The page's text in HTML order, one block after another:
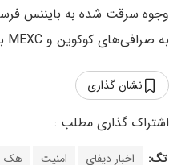
وجوه سرقت شده به بایننس
به صرافی‌های کوکوین و MEXC برده شده است.
نشان گذاری
تگ: اخبار دیفای امنیت هک